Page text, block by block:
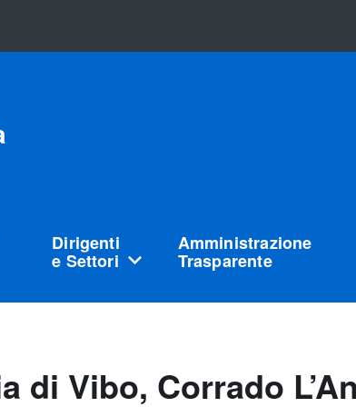
Dirigenti
e Settori
Amministrazione
Trasparente
di Vibo, Corrado